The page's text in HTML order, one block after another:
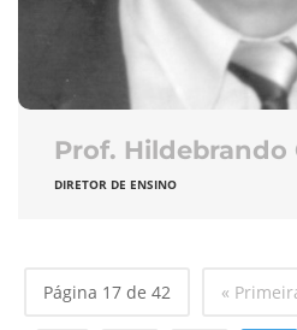
Prof. Hildebrando
DIRETOR DE ENSINO
Página 17 de 42 «